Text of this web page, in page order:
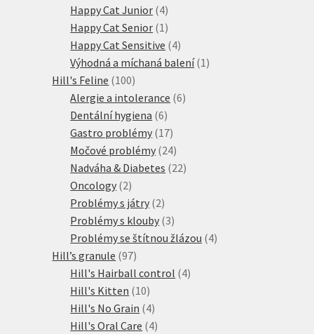
Happy Cat Junior 44
produkty
Happy Cat Senior 1 1
produkt
Happy Cat Sensitive 44
produkty
Výhodná a míchaná balení 1 1
Hill's Feline 100100
produktů
Alergie a intolerance 66
Dentální hygiena 66
produktů
Gastro problémy 1717
produktů
Močové problémy 2424
produktů
Nadváha & Diabetes 2222
Oncology 22
produkty
Problémy s játry 22
produkty
Problémy s klouby 33
produkty
Problémy se štítnou žlázou 44
Hill’s granule 9797
produktů
Hill's Hairball control 44
Hill's Kitten 1010
produktů
Hill's No Grain 44
produkty
Hill's Oral Care 44